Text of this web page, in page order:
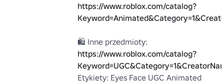
https://www.roblox.com/catalog?
https://www.roblox.com/catalog?
Etykiety: Eyes Face UGC Animated